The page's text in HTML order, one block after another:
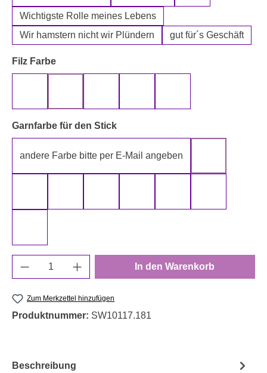
Wichtigste Rolle meines Lebens
Wir hamstern nicht wir Plündern
gut für´s Geschäft
Filz Farbeauswählen
Garnfarbe für den Stickauswählen
andere Farbe bitte per E-Mail angeben
Produkt Anzahl: Gib den gewünschten
In den Warenkorb
Zum Merkzettel hinzufügen
Produktnummer: SW10117.181
Beschreibung